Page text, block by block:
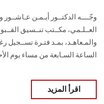
وجّــــه الدكتــور أيـمـن عـاشــور
العــلـمي، مكــتب تنــسيق
والمـعاهـد، بمـد فتـرة تســجيل
الساعة السـابعة من مساء يوم الأحد
اقرأ المزيد